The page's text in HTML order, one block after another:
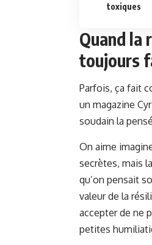
toxiques
Quand la
toujours
Parfois, ça fait
un magazine
soudain la
On aime
secrètes, mais
qu’on pensait
valeur de la
accepter de ne
petites